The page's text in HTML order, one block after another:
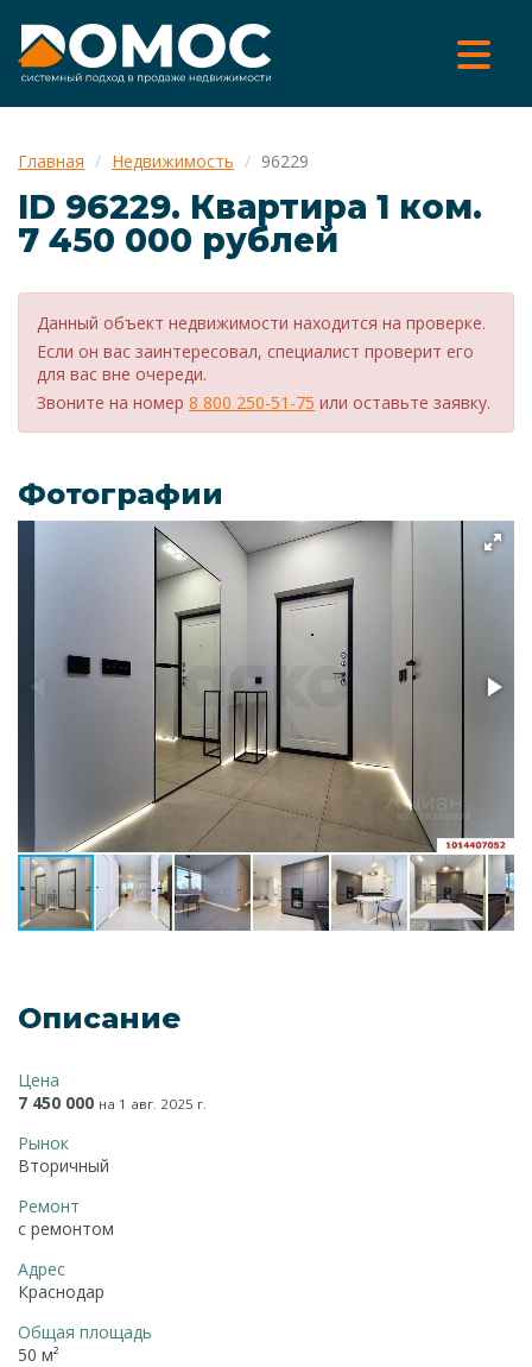
Главная Недвижимость 96229
ID 96229. Квартира 1 ком.
7 450 000 рублей
Данный объект недвижимости находится на проверке.
Если он вас заинтересовал, специалист проверит его
для вас вне очереди.
Звоните на номер 8 800 250-51-75 или оставьте заявку.
Фотографии
Описание
Цена
7 450 000 на 1 авг. 2025 г.
Рынок
Вторичный
Ремонт
с ремонтом
Адрес
Краснодар
Общая площадь
50 м²